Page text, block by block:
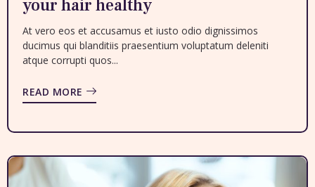
your hair healthy
At vero eos et accusamus et iusto odio dignissimos
ducimus qui blanditiis praesentium voluptatum deleniti
atque corrupti quos...
READ MORE